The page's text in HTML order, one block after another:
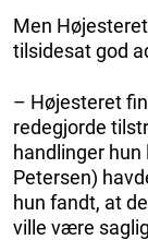
Men
tilsidesat god
– Højesteret
redegjorde
handlinger hun
Petersen)
hun fandt, at
ville være